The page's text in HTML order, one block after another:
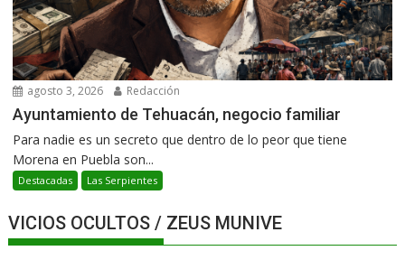
agosto 3, 2026 Redacción
Ayuntamiento de Tehuacán, negocio familiar
Para nadie es un secreto que dentro de lo peor que tiene
Morena en Puebla son...
Destacadas Las Serpientes
VICIOS OCULTOS / ZEUS MUNIVE